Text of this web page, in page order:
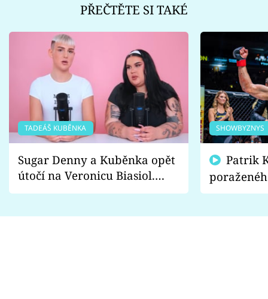
PŘEČTĚTE SI TAKÉ
TADEÁŠ KUBĚNKA
Sugar Denny a Kuběnka opět
útočí na Veronicu Biasiol.
Proč je podle nich falešná a
SHOWBYZNYS
fanoušci